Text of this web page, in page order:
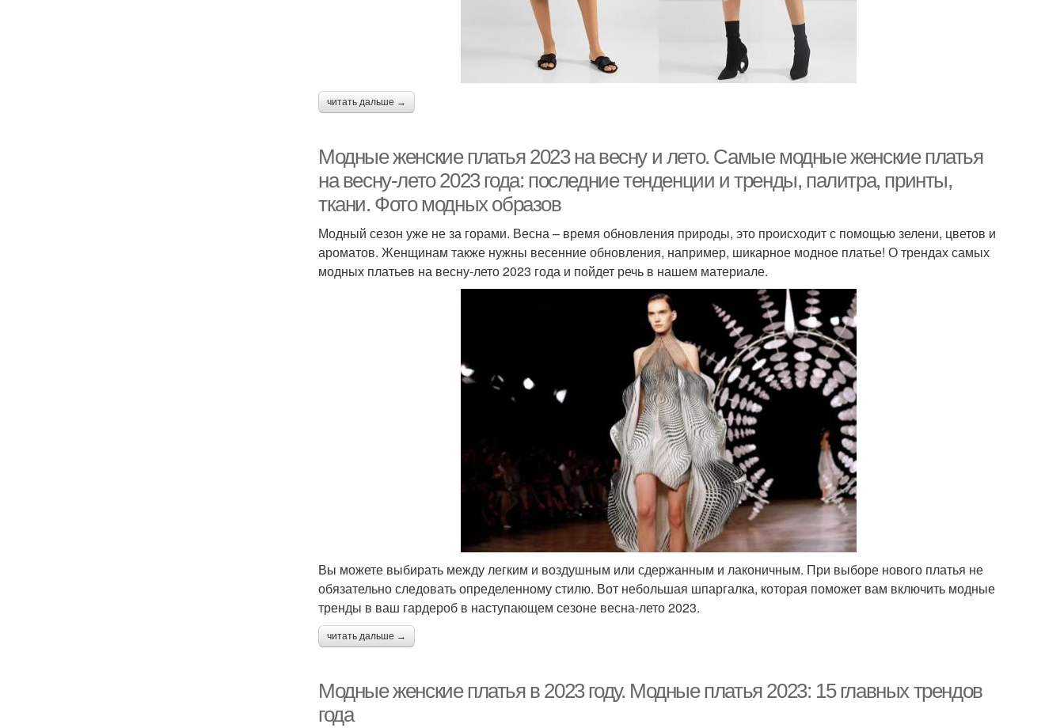
читать дальше →
Модные женские платья 2023 на весну и лето. Самые модные женские платья
на весну-лето 2023 года: последние тенденции и тренды, палитра, принты,
ткани. Фото модных образов
Модный сезон уже не за горами. Весна – время обновления природы, это происходит с помощью зелени, цветов и
ароматов. Женщинам также нужны весенние обновления, например, шикарное модное платье! О трендах самых
модных платьев на весну-лето 2023 года и пойдет речь в нашем материале.
Вы можете выбирать между легким и воздушным или сдержанным и лаконичным. При выборе нового платья не
обязательно следовать определенному стилю. Вот небольшая шпаргалка, которая поможет вам включить модные
тренды в ваш гардероб в наступающем сезоне весна-лето 2023.
читать дальше →
Модные женские платья в 2023 году. Модные платья 2023: 15 главных трендов
года